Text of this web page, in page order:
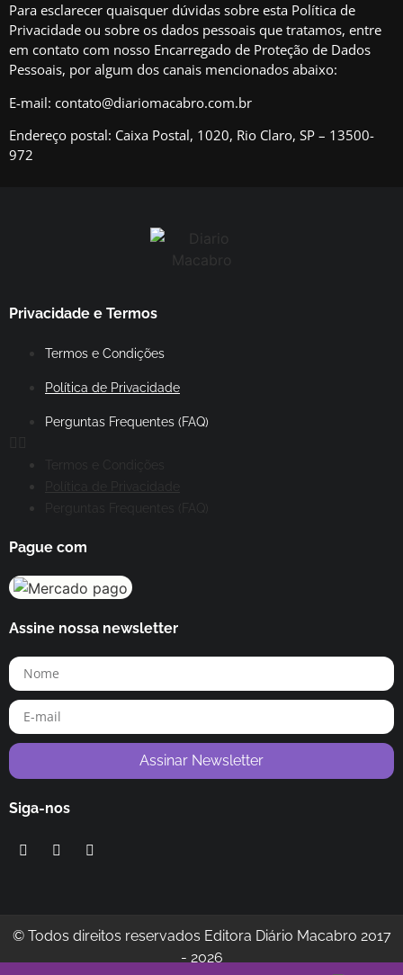
Para esclarecer quaisquer dúvidas sobre esta Política de
Privacidade ou sobre os dados pessoais que tratamos, entre
em contato com nosso Encarregado de Proteção de Dados
Pessoais, por algum dos canais mencionados abaixo:
E-mail: contato@diariomacabro.com.br
Endereço postal: Caixa Postal, 1020, Rio Claro, SP – 13500-
972
Privacidade e Termos
Termos e Condições
Política de Privacidade
Perguntas Frequentes (FAQ)
Termos e Condições
Perguntas Frequentes (FAQ)
Pague com
Assine nossa newsletter
Assinar Newsletter
Siga-nos
© Todos direitos reservados Editora Diário Macabro 2017
- 2026